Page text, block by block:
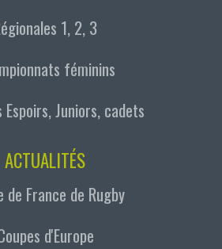
1, 2, 3
féminins
Juniors, cadets
ACTUALITÉS
de France de Rugby
d'Europe